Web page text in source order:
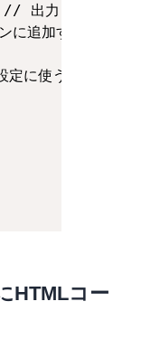
出力したタグに
追加するオプシ
使うフォームタ
HTMLコー